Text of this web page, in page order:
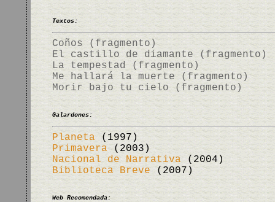
Textos:
Coños (fragmento)
El castillo de diamante (fragmento)
La tempestad (fragmento)
Me hallará la muerte (fragmento)
Morir bajo tu cielo (fragmento)
Galardones:
Planeta (1997)
Primavera(2003)
Nacional de Narrativa (2004)
Biblioteca Breve (2007)
Web Recomendada: